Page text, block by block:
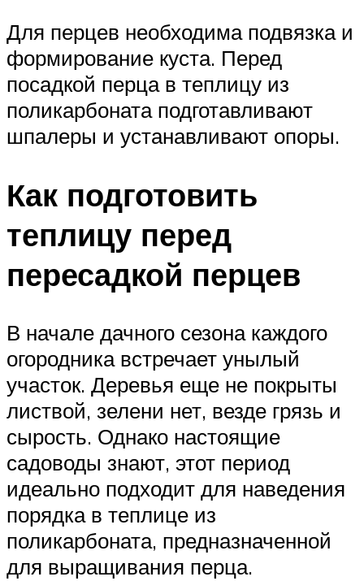
Для перцев необходима подвязка и
формирование куста. Перед
посадкой перца в теплицу из
поликарбоната подготавливают
шпалеры и устанавливают опоры.
Как подготовить
теплицу перед
пересадкой перцев
В начале дачного сезона каждого
огородника встречает унылый
участок. Деревья еще не покрыты
листвой, зелени нет, везде грязь и
сырость. Однако настоящие
садоводы знают, этот период
идеально подходит для наведения
порядка в теплице из
поликарбоната, предназначенной
для выращивания перца.